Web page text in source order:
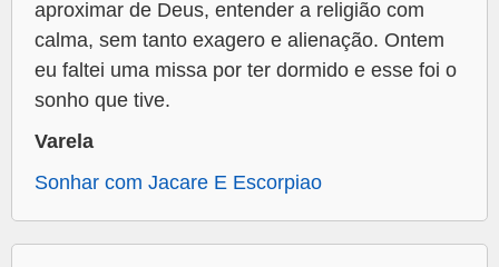
aproximar de Deus, entender a religião com
calma, sem tanto exagero e alienação. Ontem
eu faltei uma missa por ter dormido e esse foi o
sonho que tive.
Varela
Sonhar com Jacare E Escorpiao